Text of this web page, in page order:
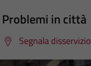
Problemi in città
Segnala disservizio